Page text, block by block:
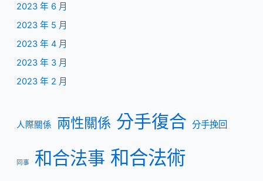
2023 年 6 月
2023 年 5 月
2023 年 4 月
2023 年 3 月
2023 年 2 月
人際關係 兩性關係 分手復合 分手挽回
同事 和合法事 和合法術